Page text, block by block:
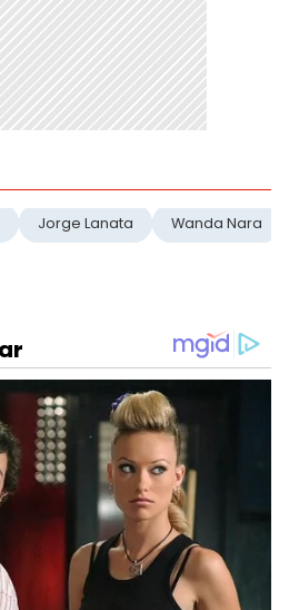
Jorge Lanata Wanda Nara